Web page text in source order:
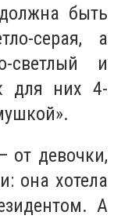
быть
серая, а
светлый и
для них 4-
от девочки,
она хотела
А